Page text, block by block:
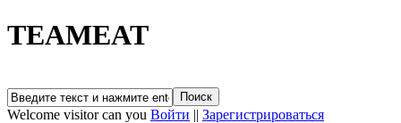
TEAMEAT
Welcome visitor can you Войти || Зарегистрироваться